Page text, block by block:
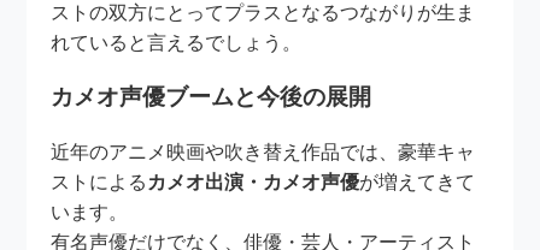
ストの双方にとってプラスとなるつながりが生ま
れていると言えるでしょう。
カメオ声優ブームと今後の展開
近年のアニメ映画や吹き替え作品では、豪華キャ
ストによる カメオ出演・カメオ声優が増えてきて
います。
有名声優だけでなく、俳優・芸人・アーティスト